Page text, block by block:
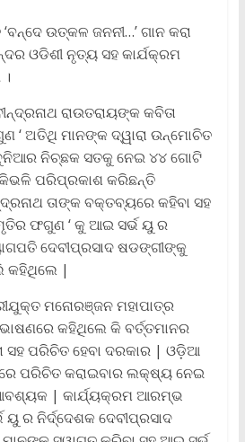
ଉତ୍କଳ ଜନନୀ…’ ଗାନ କରା
ଓଡିଶୀ ନୃତ୍ୟ ସହ କାର୍ଯକ୍ରମ
ରାଉତରାୟଙ୍କ କବିତା
‘ ଅତିଥି ମାନଙ୍କ ଦ୍ୱାରା ଉନ୍ମୋଚିତ
ନିଚ୍ଛକ ସତକୁ ନେଇ ୪୪ ଗୋଟି
କିଭଳି ପରିପ୍ରକାଶ କରିଛନ୍ତି
ତାଙ୍କ ବକ୍ତବ୍ୟରେ କହିବା ସହ
ଫଗୁଣ ‘ କୁ ଆଇ ସର୍ଭ ୟୁ ର
ଦେବୀପ୍ରସାଦ ଷଡଙ୍ଗୀଙ୍କୁ
କହିଥିଲେ |
ମନୋରଞ୍ଜନ ମହାପାତ୍ର
କହିଥିଲେ କି ବର୍ତ୍ତମାନର
ସହ ପରିଚିତ ହେବା ଦରକାର | ଓଡ଼ିଆ
ପରିଚିତ କରାଇବାର ଲକ୍ଷ୍ୟ ନେଇ
| କାର୍ଯ୍ୟକ୍ରମ ଆରମ୍ଭ
ର ନିର୍ଦ୍ଦେଶକ ଦେବୀପ୍ରସାଦ